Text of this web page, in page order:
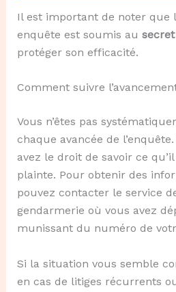
Il est important de noter que
enquête est soumis au secret
protéger son efficacité.
Comment suivre
Vous n’êtes pas
chaque avancée de
avez le droit de savoir ce
plainte. Pour obtenir des
pouvez contacter le service
gendarmerie où vous avez
munissant du numéro de
Si la situation vous semble
en cas de litiges récurrents